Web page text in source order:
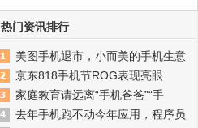
热门资讯排行
美图手机退市，小而美的手机生意
京东818手机节ROG表现亮眼
家庭教育请远离“手机爸爸”“手
去年手机跑不动今年应用，程序员